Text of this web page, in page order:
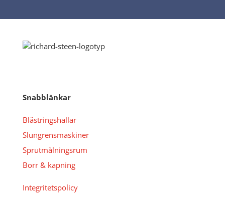
Snabblänkar
Blästringshallar
Slungrensmaskiner
Sprutmålningsrum
Borr & kapning
Integritetspolicy